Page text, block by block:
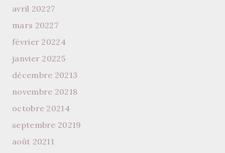
avril 20227
mars 20227
février 20224
janvier 20225
décembre 20213
novembre 20218
octobre 20214
septembre 20219
août 20211